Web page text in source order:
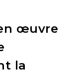
œuvre
la